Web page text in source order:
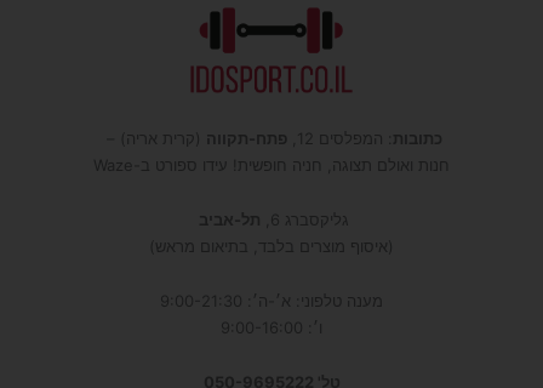
כתובות : המפלסים 12, פתח-תקווה (קרית אריה) –
חנות ואולם תצוגה, חניה חופשית! עידו ספורט ב-Waze
גליקסברג 6,
תל-אביב
(איסוף מוצרים בלבד, בתיאום מראש)
מענה טלפוני: א׳-ה׳: 9:00-21:30
ו׳: 9:00-16:00
טל' 050-9695222